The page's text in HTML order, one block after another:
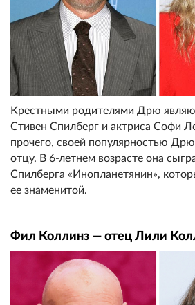
Крестными родителями Дрю
Стивен Спилберг и актриса Софи
прочего, своей популярностью
отцу. В 6-летнем возрасте она
Спилберга «Инопланетянин»,
ее знаменитой.
Фил Коллинз — отец Лили